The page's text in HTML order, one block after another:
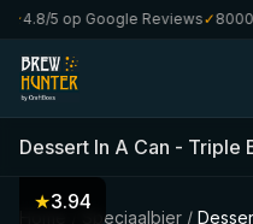
4.8/5 op Google Reviews✓8000+
Dessert In A Can - Triple
Speciaalbier /
★3.94